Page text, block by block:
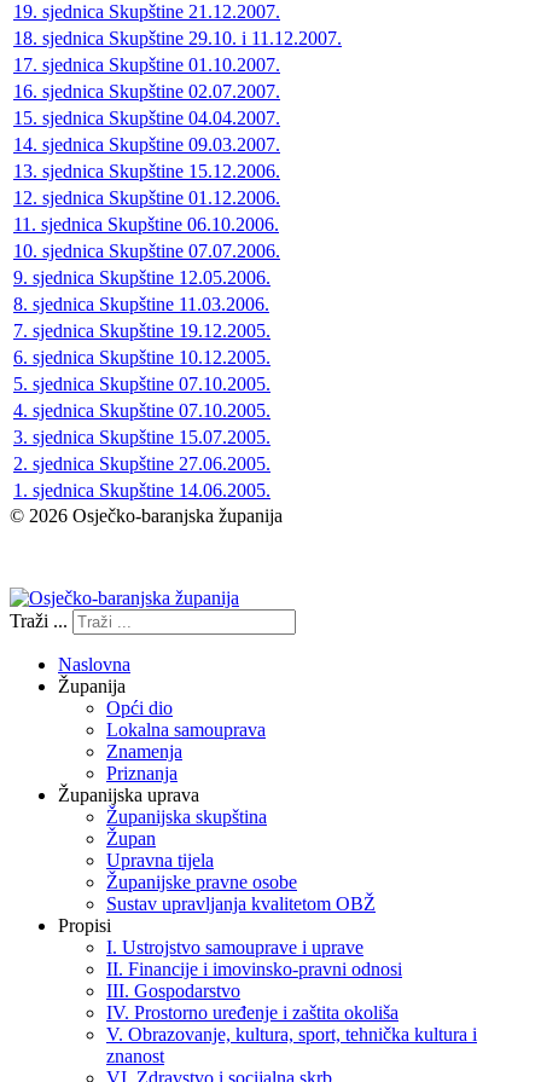
19. sjednica Skupštine 21.12.2007.
18. sjednica Skupštine 29.10. i 11.12.2007.
17. sjednica Skupštine 01.10.2007.
16. sjednica Skupštine 02.07.2007.
15. sjednica Skupštine 04.04.2007.
14. sjednica Skupštine 09.03.2007.
13. sjednica Skupštine 15.12.2006.
12. sjednica Skupštine 01.12.2006.
11. sjednica Skupštine 06.10.2006.
10. sjednica Skupštine 07.07.2006.
9. sjednica Skupštine 12.05.2006.
8. sjednica Skupštine 11.03.2006.
7. sjednica Skupštine 19.12.2005.
6. sjednica Skupštine 10.12.2005.
5. sjednica Skupštine 07.10.2005.
4. sjednica Skupštine 07.10.2005.
3. sjednica Skupštine 15.07.2005.
2. sjednica Skupštine 27.06.2005.
1. sjednica Skupštine 14.06.2005.
© 2026 Osječko-baranjska županija
Traži ...
Naslovna
Županija
Opći dio
Lokalna samouprava
Znamenja
Priznanja
Županijska uprava
Županijska skupština
Župan
Upravna tijela
Županijske pravne osobe
Sustav upravljanja kvalitetom OBŽ
Propisi
I. Ustrojstvo samouprave i uprave
II. Financije i imovinsko-pravni odnosi
III. Gospodarstvo
IV. Prostorno uređenje i zaštita okoliša
V. Obrazovanje, kultura, sport, tehnička kultura i
znanost